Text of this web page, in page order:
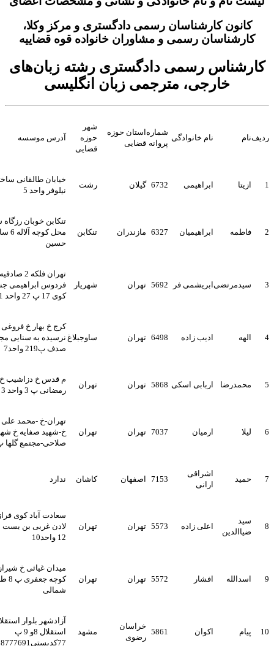
کارشناسان رسمی دادگستری و مرکز وکلا،
رسمی و مشاوران خانواده قوه قضاییه
رسمی دادگستری رشته زبان‌های
خارجی، مترجمی زبان انگلیسی
نام خانوادگی
شماره
پروانه
استان حوزه
قضایی
حوزه
آدرس موسسه
ابراهیمی 6732 گیلان
خیابان طالقانی ساختمان
نیلوفر واحد 5
ابراهیمیان 6327 مازندران تنکابن
تنکابن خوبان رزگاه شیخیان
محل کوچه آلاله 6 ساختمان
ابریشمی فر 5692 تهران
تهران فلکه 2 صادقیه بلوار
فردوس ابراهیمی جنوبی
ادیب زاده 6498 تهران ساوجبلاغ
کرج خ بهار خ فروغی
نرسیده به سنایی مجتمع
صدف پ219 واحد7
اربابی اسکی 5868 تهران
م قدس خ دزاشیب خ شهید
رمضانی پ 3 واحد 3
تهران
تهران-خ -محمد علی جناح
خ-شهید صفایه خ شهید
صلاحی-مجتمع گلها پ154
اشراقی
ارانی
7153 اصفهان ندارد
اعلی زاده 5573 تهران
سعادت آباد کوی فراز انتهای
لادن غربی بن بست مینا پ
افشار تهران
میدان غیاثی خ شیرازی
کوچه جعفری پ 8 ط سوم
خراسان
رضوی
مشهد
آزادشهر بلوار استقلال بین
استقلال 8و 9 پ